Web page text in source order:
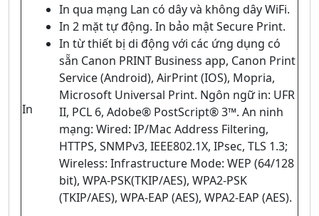
In
In qua mạng Lan có dây và không dây WiFi.
In 2 mặt tự động. In bảo mật Secure Print.
In từ thiết bị di động với các ứng dụng có
sẵn Canon PRINT Business app, Canon Print
Service (Android), AirPrint (IOS), Mopria,
Microsoft Universal Print. Ngôn ngữ in: UFR
II, PCL 6, Adobe® PostScript® 3™. An ninh
mạng: Wired: IP/Mac Address Filtering,
HTTPS, SNMPv3, IEEE802.1X, IPsec, TLS 1.3;
Wireless: Infrastructure Mode: WEP (64/128
bit), WPA-PSK(TKIP/AES), WPA2-PSK
(TKIP/AES), WPA-EAP (AES), WPA2-EAP (AES).